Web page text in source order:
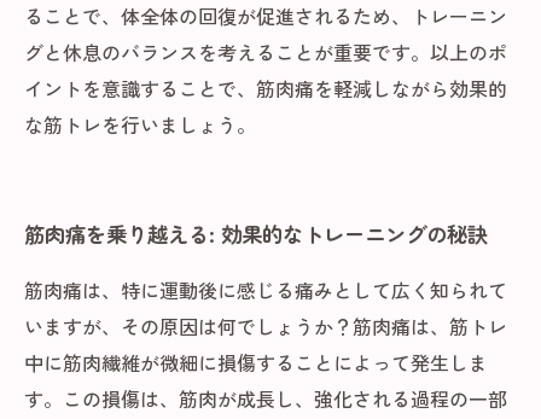
ることで、体全体の回復が促進されるため、トレーニン
グと休息のバランスを考えることが重要です。以上のポ
イントを意識することで、筋肉痛を軽減しながら効果的
な筋トレを行いましょう。
筋肉痛を乗り越える: 効果的なトレーニングの秘訣
筋肉痛は、特に運動後に感じる痛みとして広く知られて
いますが、その原因は何でしょうか？筋肉痛は、筋トレ
中に筋肉繊維が微細に損傷することによって発生しま
す。この損傷は、筋肉が成長し、強化される過程の一部